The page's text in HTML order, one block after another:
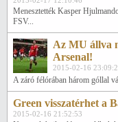
Menesztették Kasper
FSV...
Az MU állva
Arsenal!
2015-02-16
A záró félórában három góllal
Green visszatérhet a
2015-02-16 21:52:53